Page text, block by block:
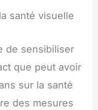
santé visuelle
de sensibiliser
que peut avoir
sur la santé
des mesures